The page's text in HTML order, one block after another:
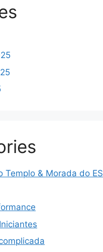
Templo & Morada do ES